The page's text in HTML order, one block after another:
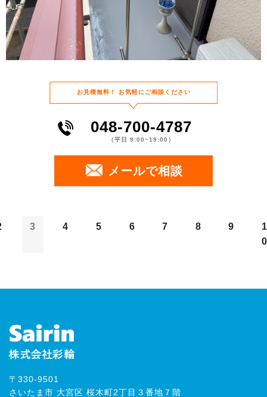
お⾒積無料！ お気軽にご相談ください
048-700-4787
（平⽇ 9:00~19:00）
メールで相談
3 4 5 6 7 8 9
1
0
〒330-9501
さいたま市 大宮区 桜木町2丁目３番地７階